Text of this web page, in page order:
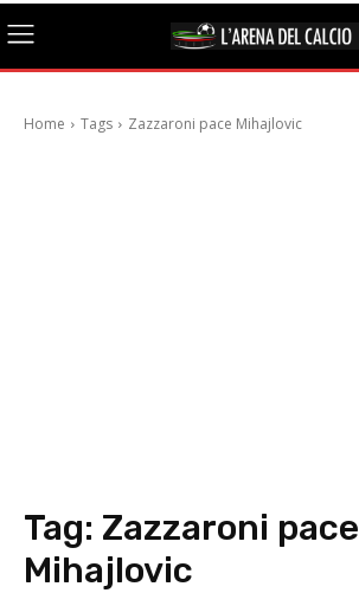
Home Tags Zazzaroni pace Mihajlovic
Tag: Zazzaroni pace
Mihajlovic